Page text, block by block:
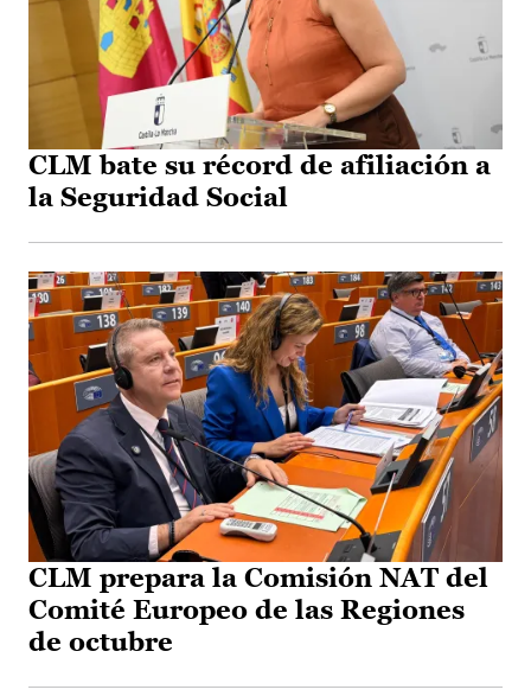
CLM bate su récord de afiliación a
la Seguridad Social
CLM prepara la Comisión NAT del
Comité Europeo de las Regiones
de octubre